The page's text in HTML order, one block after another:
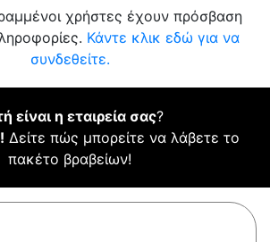
χρήστες έχουν πρόσβαση
Κάντε κλικ εδώ για να
συνδεθείτε.
είναι η εταιρεία σας?
Δείτε πώς μπορείτε να λάβετε το
πακέτο βραβείων!